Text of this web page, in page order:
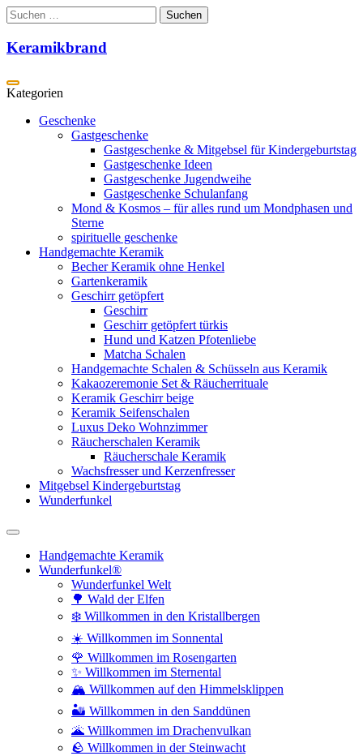
Zum
Inhalt
springen
Suchen
nach:
Keramikbrand
Geschenke
Gastgeschenke
Gastgeschenke & Mitgebsel für Kindergeburtstag
Gastgeschenke Ideen
Gastgeschenke Jugendweihe
Gastgeschenke Schulanfang
Mond & Kosmos – für alles rund um Mondphasen und
Sterne
spirituelle geschenke
Handgemachte Keramik
Becher Keramik ohne Henkel
Gartenkeramik
Geschirr getöpfert
Geschirr
Geschirr getöpfert türkis
Hund und Katzen Pfotenliebe
Matcha Schalen
Handgemachte Schalen & Schüsseln aus Keramik
Kakaozeremonie Set & Räucherrituale
Keramik Geschirr beige
Keramik Seifenschalen
Luxus Deko Wohnzimmer
Räucherschalen Keramik
Räucherschale Keramik
Wachsfresser und Kerzenfresser
Mitgebsel Kindergeburtstag
Wunderfunkel
Handgemachte Keramik
Wunderfunkel®
Wunderfunkel Welt
🌳 Wald der Elfen
❄️ Willkommen in den Kristallbergen
☀️ Willkommen im Sonnental
🌹 Willkommen im Rosengarten
✨ Willkommen im Sternental
🏔️ Willkommen auf den Himmelsklippen
🏜️ Willkommen in den Sanddünen
🌋 Willkommen im Drachenvulkan
🪨 Willkommen in der Steinwacht